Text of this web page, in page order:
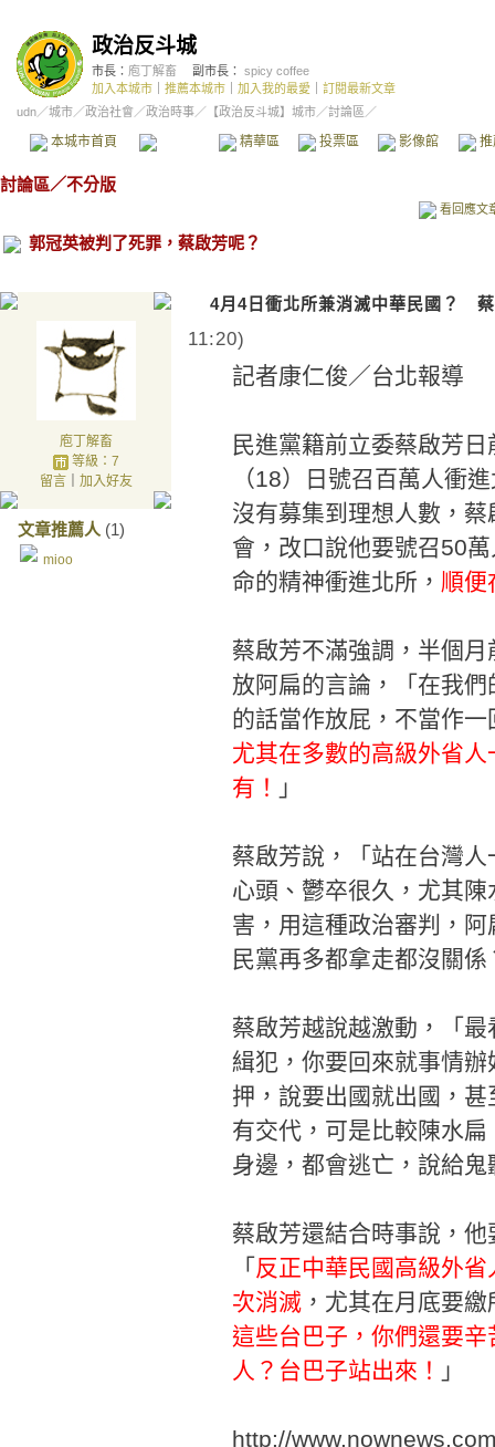
政治反斗城
市長： 庖丁解畜 副市長： spicy coffee
加入本城市
推薦本城市 加入我的最愛
訂閱最新文章
udn／城市／政治社會 ／政治時事／ 【政治反斗城】城市／討論區／
本城市首頁 精華區 投票區 影像館
討論區／不分版
看回應文
郭冠英被判了死罪，蔡啟芳呢？
庖丁解畜
等級：7
留言｜ 加入好友
文章推薦人 (1)
mioo
4月4日衝北所兼消滅中華民國？
11:20)
記者康仁俊／台北報導
民進黨籍前立委蔡啟芳
（18）日號召百萬人衝
沒有募集到理想人數，
會，改口說他要號召50
命的精神衝進北所， 順便
蔡啟芳不滿強調，半個
放阿扁的言論，「在我
的話當作放屁，不當作
尤其在多數的高級外省
有！
」
蔡啟芳說，「站在台灣
心頭、鬱卒很久，尤其
害，用這種政治審判，
民黨再多都拿走都沒關
蔡啟芳越說越激動，「
緝犯，你要回來就事情
押，說要出國就出國，
有交代，可是比較陳水
身邊，都會逃亡，說給
蔡啟芳還結合時事說，
「 反正中華民國高級外
次消滅 ，尤其在月底要
這些台巴子，你們還要
人？台巴子站出來！
」
http://